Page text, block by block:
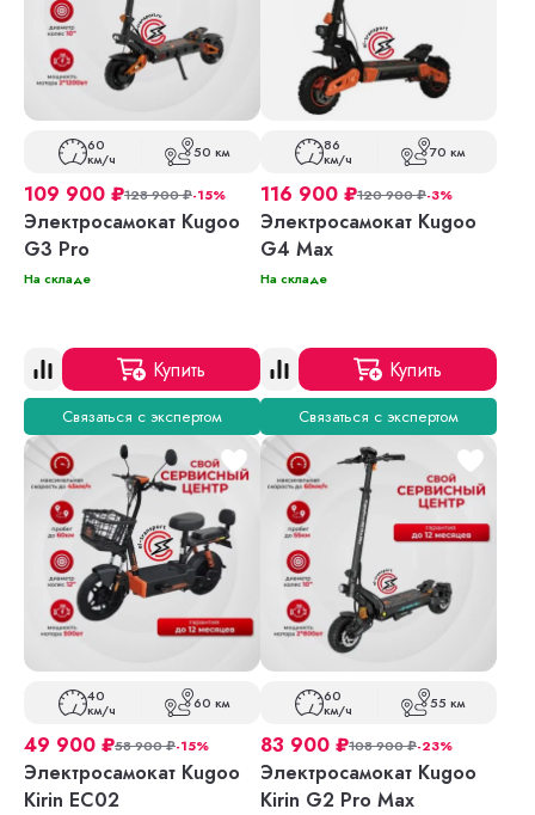
60
км/ч 50 км
109 900 ₽128 900₽-15%
Электросамокат Kugoo
G3 Pro
На складе
Купить
Связаться с экспертом
86
км/ч 70 км
116 900 ₽120 900₽-3%
Электросамокат Kugoo
G4 Max
На складе
Купить
Связаться с экспертом
40
км/ч 60 км
49 900 ₽58 900₽-15%
Электросамокат Kugoo
Kirin EC02
60
км/ч 55 км
83 900 ₽108 900₽-23%
Электросамокат Kugoo
Kirin G2 Pro Max